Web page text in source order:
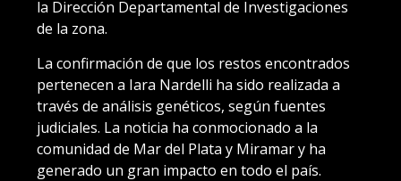
la Dirección Departamental de Investigaciones
de la zona.
La confirmación de que los restos encontrados
pertenecen a Iara Nardelli ha sido realizada a
través de análisis genéticos, según fuentes
judiciales. La noticia ha conmocionado a la
comunidad de Mar del Plata y Miramar y ha
generado un gran impacto en todo el país.